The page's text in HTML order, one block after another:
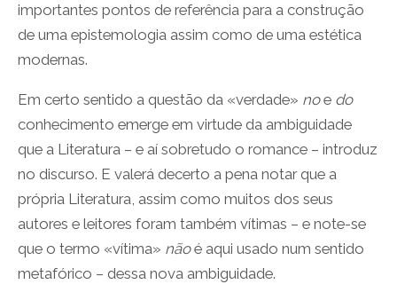
importantes pontos de referência para a construção
de uma epistemologia assim como de uma estética
modernas.
Em certo sentido a questão da «verdade» noe do
conhecimento emerge em virtude da ambiguidade
que a Literatura – e aí sobretudo o romance – introduz
no discurso. E valerá decerto a pena notar que a
própria Literatura, assim como muitos dos seus
autores e leitores foram também vítimas – e note-se
que o termo «vítima» nãoé aqui usado num sentido
metafórico – dessa nova ambiguidade.